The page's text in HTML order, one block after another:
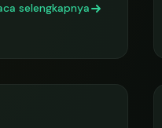
selengkapnya